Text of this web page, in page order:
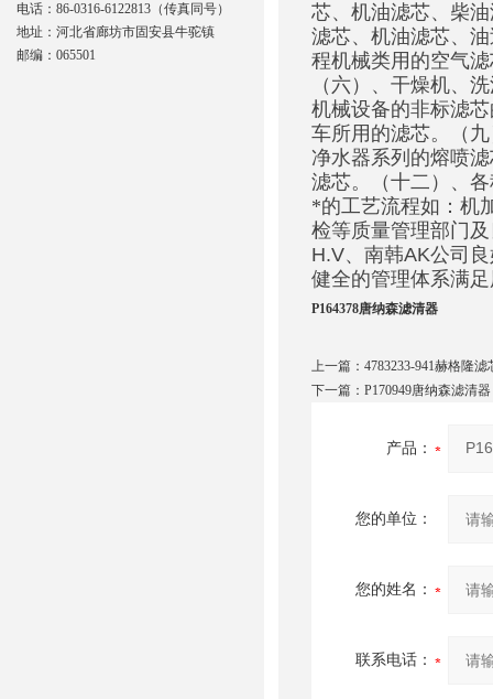
芯、机油滤芯、柴
滤芯、机油滤芯、
程机械类用的空气
（六）、干燥机、
机械设备的非标滤
车所用的滤芯。（
净水器系列的熔喷
滤芯。（十二）、
*的工艺流程如：机
检等质量管理部门
H.V、南韩AK公司
健全的管理体系满
P164378唐纳森滤清器
上一篇： 4783233-941赫格隆滤
下一篇： P170949唐纳森滤清器
产品：
您的单位：
您的姓名：
联系电话：
电话：86-0316-6122813（传真同号）
地址：河北省廊坊市固安县牛驼镇
邮编：065501